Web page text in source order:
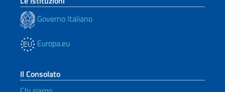
Governo Italiano
Europa.eu
Il Consolato